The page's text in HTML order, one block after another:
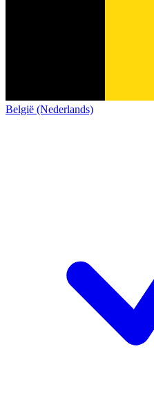
België (Nederlands)